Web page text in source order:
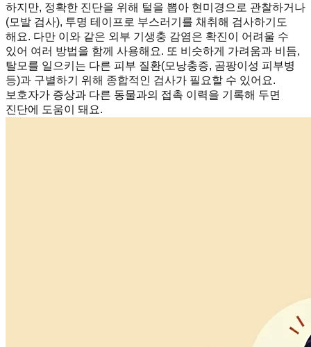
하지만, 정확한 진단을 위해 털을 뽑아 현미경으로 관찰하거나
(모발 검사), 투명 테이프로 부스러기를 채취해 검사하기도
해요. 다만 이와 같은 외부 기생충 감염은 확진이 어려울 수
있어 여러 방법을 함께 사용해요. 또 비슷하게 가려움과 비듬,
탈모를 일으키는 다른 피부 질환(모낭충증, 곰팡이성 피부병
등)과 구별하기 위해 종합적인 검사가 필요할 수 있어요.
보호자가 증상과 다른 동물과의 접촉 이력을 기록해 두면
진단에 도움이 돼요.